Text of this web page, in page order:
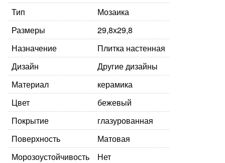
Тип
Мозаика
Размеры
29,8х29,8
Назначение
Плитка настенная
Дизайн
Другие дизайны
Материал
керамика
Цвет
бежевый
Покрытие
глазурованная
Поверхность
Матовая
Морозоустойчивость
Нет